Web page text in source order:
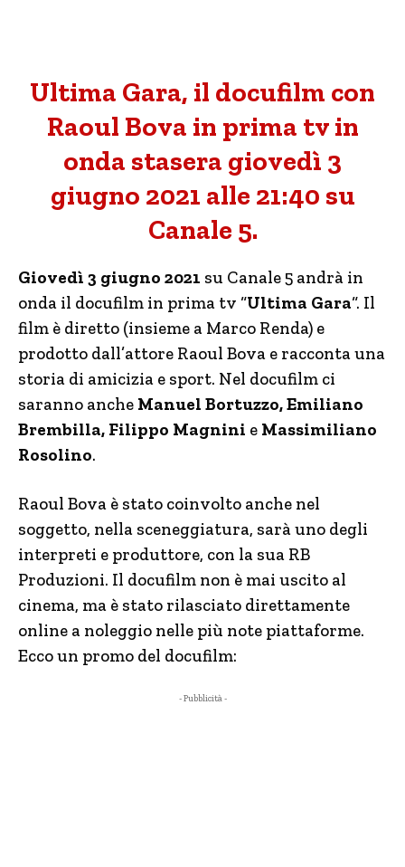
Ultima Gara, il docufilm con
Raoul Bova in prima tv in
onda stasera giovedì 3
giugno 2021 alle 21:40 su
Canale 5.
Giovedì 3 giugno 2021 su Canale 5 andrà in
onda il docufilm in prima tv “Ultima Gara“. Il
film è diretto (insieme a Marco Renda) e
prodotto dall’attore Raoul Bova e racconta una
storia di amicizia e sport. Nel docufilm ci
saranno anche Manuel Bortuzzo, Emiliano
Brembilla, Filippo Magnini e Massimiliano
Rosolino.
Raoul Bova è stato coinvolto anche nel
soggetto, nella sceneggiatura, sarà uno degli
interpreti e produttore, con la sua RB
Produzioni. Il docufilm non è mai uscito al
cinema, ma è stato rilasciato direttamente
online a noleggio nelle più note piattaforme.
Ecco un promo del docufilm:
- Pubblicità -